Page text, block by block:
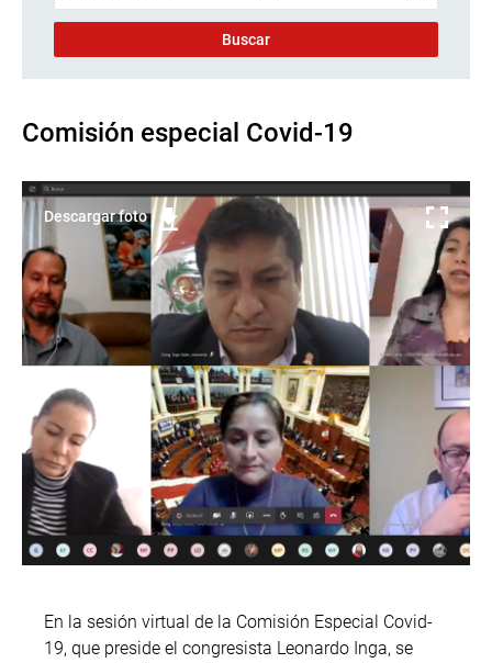
Comisión especial Covid-19
Descargar foto
En la sesión virtual de la Comisión Especial Covid-
19, que preside el congresista Leonardo Inga, se